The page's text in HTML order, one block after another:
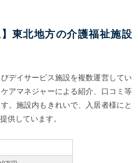
】東北地方の介護福祉施設
デイサービス施設を複数運営してい
アマネジャーによる紹介、口コミ等
。施設内もきれいで、入居者様にと
供しています。